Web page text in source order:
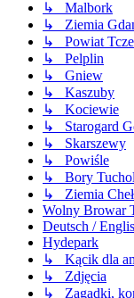
↳ Malbork
↳ Ziemia
↳ Powiat
↳ Pelplin
↳ Gniew
↳ Kaszuby
↳ Kociewie
↳ Starogard
↳ Skarszewy
↳ Powiśle
↳ Bory
↳ Ziemia
Wolny Browar
Deutsch /
Hydepark
↳ Kącik dla
↳ Zdjęcia
↳ Zagadki,